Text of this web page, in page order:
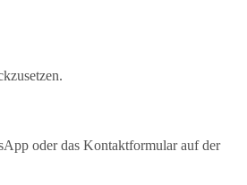
oder das Kontaktformular auf der